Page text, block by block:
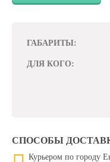
ГАБАРИТЫ:
ДЛЯ КОГО:
СПОСОБЫ
Курьером по городу